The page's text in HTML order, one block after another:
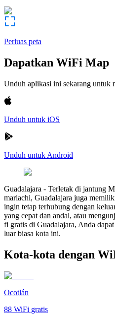
Perluas peta
Dapatkan WiFi Map
Unduh aplikasi ini sekarang untuk
Unduh untuk iOS
Unduh untuk Android
Guadalajara - Terletak di jantung
mariachi, Guadalajara juga
ingin tetap terhubung dengan
yang cepat dan andal, atau
fi gratis di Guadalajara, Anda
luar biasa kota ini.
Kota-kota dengan
Ocotlán
88 WiFi gratis